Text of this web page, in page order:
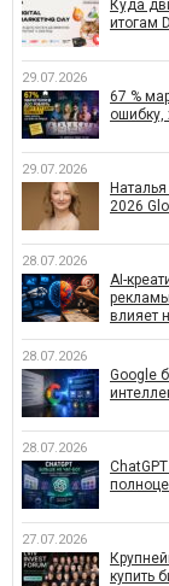
Куда
итогам
29.07.2026
67 %
ошибку,
29.07.2026
2026
28.07.2026
AI-
влияет
28.07.2026
Google
28.07.2026
27.07.2026
купить